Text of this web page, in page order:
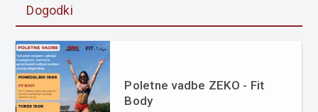
Dogodki
Poletne vadbe ZEKO - Fit
Body